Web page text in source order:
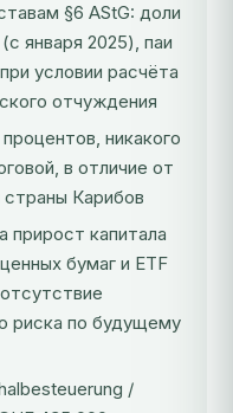
§6 AStG: доли
января 2025), паи
условии расчёта
отчуждения
никакого
в отличие от
Карибов
прирост капитала
бумаг и ETF
риска по будущему
/